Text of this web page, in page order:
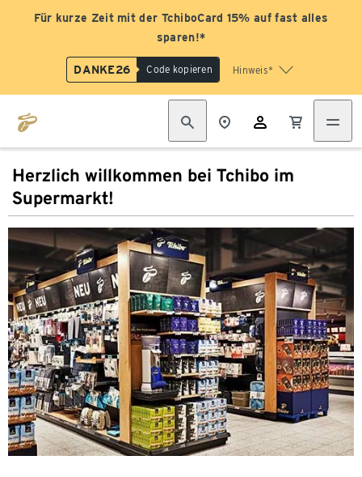
Für kurze Zeit mit der TchiboCard 15% auf fast alles
sparen!*
DANKE26 Code kopieren Hinweis*
Herzlich willkommen bei Tchibo im
Supermarkt!